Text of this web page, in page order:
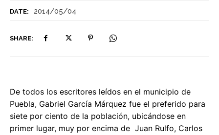
DATE: 2014/05/04
SHARE:
De todos los escritores leídos en el municipio de
Puebla, Gabriel García Márquez fue el preferido para
siete por ciento de la población, ubicándose en
primer lugar, muy por encima de Juan Rulfo, Carlos